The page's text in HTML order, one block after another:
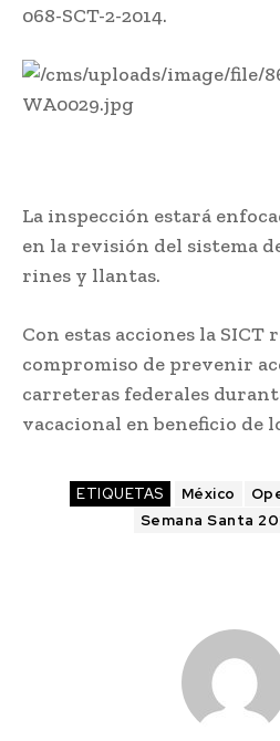
068-SCT-2-2014.
La inspección estará
en la revisión del sistema
rines y llantas.
Con estas acciones la SICT
compromiso de prevenir
carreteras federales
vacacional en beneficio de
ETIQUETAS México
Semana Santa